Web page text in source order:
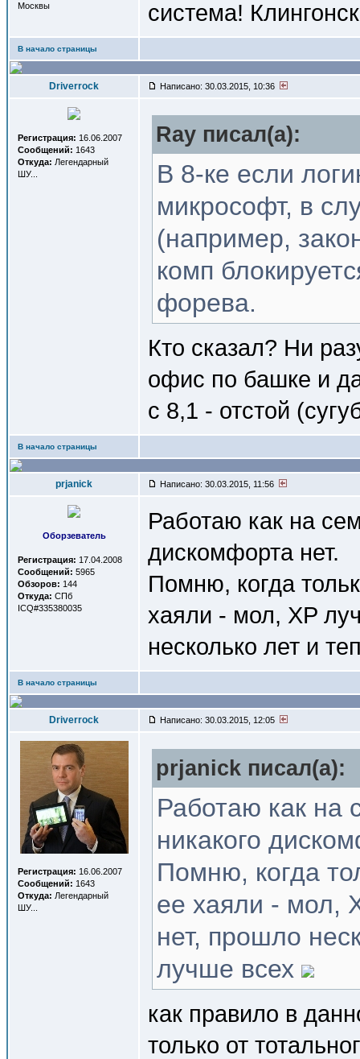
Москвы
система!
В начало страницы
Driverrock Написано: 30.03.2015, 10:36
Регистрация: 16.06.2007
Сообщений: 1643
Откуда: Легендарный
ШУ...
Ray писал(a):
В 8-ке если
микрософт, в
(например,
комп
форева.
Кто сказал? Ни
офис по башке и
с 8,1 - отстой
В начало страницы
prjanick Написано: 30.03.2015, 11:56
Оборзеватель
Регистрация: 17.04.2008
Сообщений: 5965
Обзоров: 144
Откуда: СПб
ICQ#335380035
Работаю как на
дискомфорта нет.
Помню, когда
хаяли - мол, XP
несколько лет и
В начало страницы
Driverrock Написано: 30.03.2015, 12:05
Регистрация: 16.06.2007
Сообщений: 1643
Откуда: Легендарный
ШУ...
prjanick писал(a):
Работаю как на
никакого
Помню, когда
ее хаяли - мол,
нет, прошло
лучше всех
как правило в
только от